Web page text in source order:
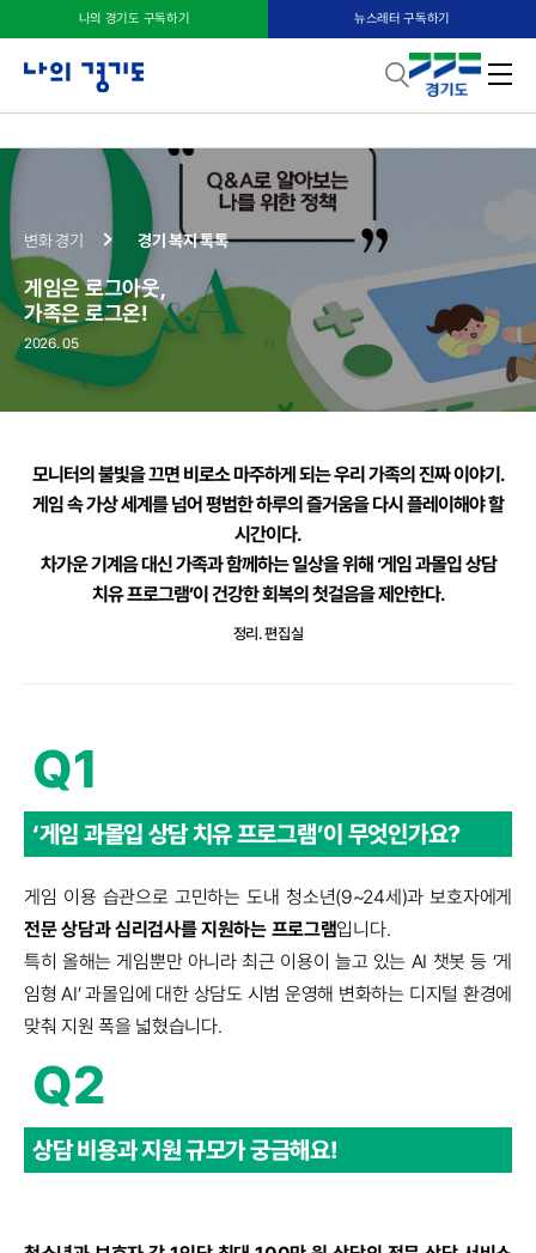
나의 경기도 구독하기 뉴스레터 구독하기
게임은 로그아웃, 가족은 로그온!
변화 경기 경기 복지 톡톡
게임은 로그아웃,
가족은 로그온!
2026. 05
모니터의 불빛을 끄면 비로소 마주하게 되는 우리 가족의 진짜 이야기.
게임 속 가상 세계를 넘어 평범한 하루의 즐거움을 다시 플레이해야 할
시간이다.
차가운 기계음 대신 가족과 함께하는 일상을 위해‘게임 과몰입 상담
치유 프로그램’이 건강한 회복의 첫걸음을 제안한다.
정리. 편집실
Q1
‘게임 과몰입 상담 치유 프로그램’이 무엇인가요?
게임 이용 습관으로 고민하는 도내 청소년(9~24세)과 보호자에게
전문 상담과 심리검사를 지원하는 프로그램입니다.
특히 올해는 게임뿐만 아니라 최근 이용이 늘고 있는 AI 챗봇 등 ‘게
임형 AI’ 과몰입에 대한 상담도 시범 운영해 변화하는 디지털 환경에
맞춰 지원 폭을 넓혔습니다.
Q2
상담 비용과 지원 규모가궁금해요!